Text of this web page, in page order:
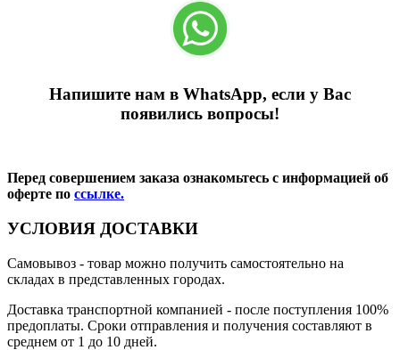
Напишите нам в WhatsApp, если у Вас
появились вопросы!
Перед совершением заказа ознакомьтесь с информацией об
оферте по ссылке.
УСЛОВИЯ ДОСТАВКИ
Самовывоз - товар можно получить самостоятельно на
складах в представленных городах.
Доставка транспортной компанией - после поступления 100%
предоплаты. Сроки отправления и получения составляют в
среднем от 1 до 10 дней.